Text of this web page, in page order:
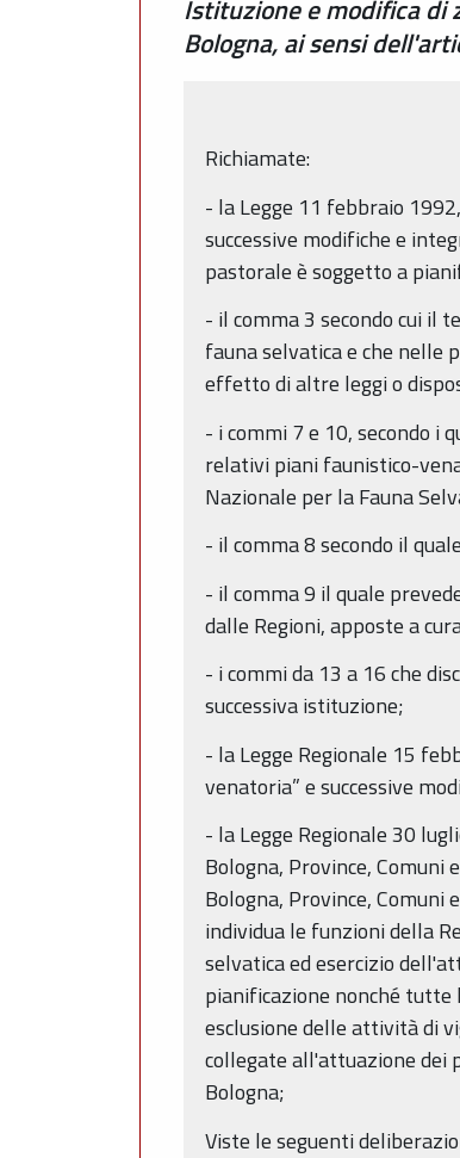
Istituzione e modifica di
Bologna, ai sensi
Richiamate:
- la Legge 11 febbraio
successive modifiche e
pastorale è soggetto a
- il comma 3 secondo cui il
fauna selvatica e che
effetto di altre leggi o
- i commi 7 e 10, secondo i
relativi piani faunistico-
Nazionale per la Fauna
- il comma 8 secondo il
- il comma 9 il quale
dalle Regioni, apposte a
- i commi da 13 a 16 che
successiva istituzione;
- la Legge Regionale 15
venatoria” e successive
- la Legge Regionale 30
Bologna, Province,
Bologna, Province,
individua le funzioni della
selvatica ed esercizio
pianificazione nonché
esclusione delle attività di
collegate all'attuazione dei
Bologna;
Viste le seguenti